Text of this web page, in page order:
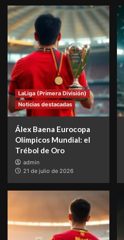
LaLiga (Primera División)
Noticias destacadas
Álex Baena Eurocopa
Olímpicos Mundial: el
Trébol de Oro
admin
21 de julio de 2026